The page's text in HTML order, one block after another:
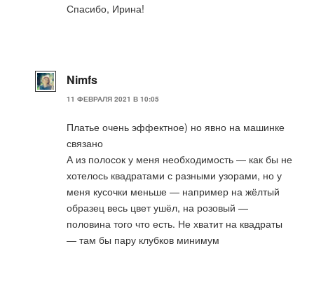
Спасибо, Ирина!
Nimfs
11 ФЕВРАЛЯ 2021 В 10:05
Платье очень эффектное) но явно на машинке
связано
А из полосок у меня необходимость — как бы не
хотелось квадратами с разными узорами, но у
меня кусочки меньше — например на жёлтый
образец весь цвет ушёл, на розовый —
половина того что есть. Не хватит на квадраты
— там бы пару клубков минимум